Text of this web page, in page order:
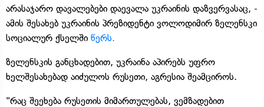
არასაჯარო დავალებები დაევალა უკრაინის დაზვერვასაც, -
ამის შესახებ უკრაინის პრეზიდენტი ვოლოდიმირ ზელენსკი
სოციალურ ქსელში წერს.
ზელენსკის განცხადებით, უკრაინა აპირებს უფრო
ხელშესახებად აიძულოს რუსეთი, აგრესია შეამციროს.
"რაც შეეხება რუსეთის მიმართულებას, ვემზადებით